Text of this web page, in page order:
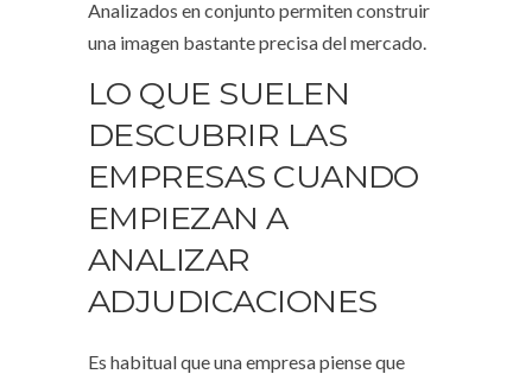
Analizados en conjunto permiten construir
una imagen bastante precisa del mercado.
LO QUE SUELEN
DESCUBRIR LAS
EMPRESAS CUANDO
EMPIEZAN A
ANALIZAR
ADJUDICACIONES
Es habitual que una empresa piense que